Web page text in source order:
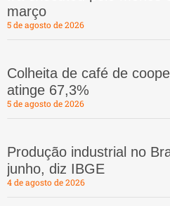
março
5 de agosto de 2026
Colheita de café de
atinge 67,3%
5 de agosto de 2026
Produção industrial no
junho, diz IBGE
4 de agosto de 2026